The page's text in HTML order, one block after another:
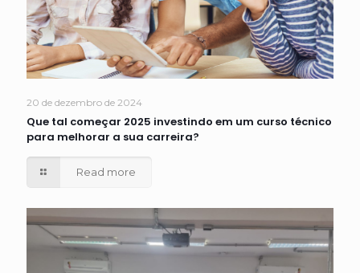
20 de dezembro de 2024
Que tal começar 2025 investindo em um curso técnico
para melhorar a sua carreira?
Read more